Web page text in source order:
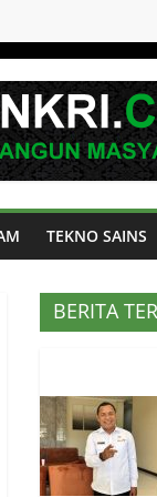
TEKNO SAINS
BERITA